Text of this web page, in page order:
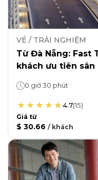
VÉ / TRẢI NGHIỆM
Từ Đà Nẵng: Fast
khách ưu tiên sân
0 giờ 30 phút
4.7(15)
Giá từ
$ 30.66 / khách